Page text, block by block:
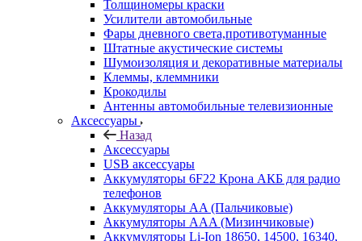
Толщиномеры краски
Усилители автомобильные
Фары дневного света,противотуманные
Штатные акустические системы
Шумоизоляция и декоративные материалы
Клеммы, клеммники
Крокодилы
Антенны автомобильные телевизионные
Аксессуары
Назад
Аксессуары
USB аксессуары
Аккумуляторы 6F22 Крона АКБ для радио
телефонов
Аккумуляторы AA (Пальчиковые)
Аккумуляторы AAA (Мизинчиковые)
Аккумуляторы Li-Ion 18650, 14500, 16340,